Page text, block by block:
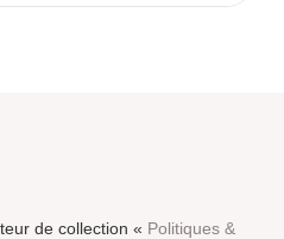
de collection « Politiques &